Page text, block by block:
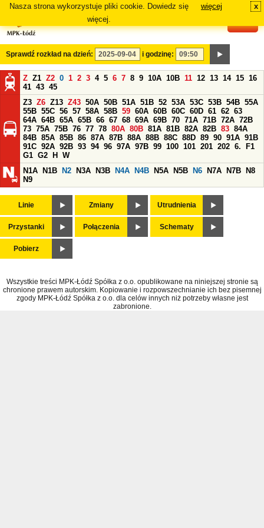
Nasza strona wykorzystuje pliki cookie. Dowiedz się
więcej.
więcej x
Sprawdź rozkład na dzień: i godzinę:
Z Z1 Z2 0 1 2 3 4 5 6 7 8 9 10A 10B 11 12 13 14 15 16
41 43 45
Z3 Z6 Z13 Z43 50A 50B 51A 51B 52 53A 53C 53B 54B 55A
55B 55C 56 57 58A 58B 59 60A 60B 60C 60D 61 62 63
64A 64B 65A 65B 66 67 68 69A 69B 70 71A 71B 72A 72B
73 75A 75B 76 77 78 80A 80B 81A 81B 82A 82B 83 84A
84B 85A 85B 86 87A 87B 88A 88B 88C 88D 89 90 91A 91B
91C 92A 92B 93 94 96 97A 97B 99 100 101 201 202 6.
F1
G1 G2 H
W
N1A
N1B N2 N3A N3B N4A N4B N5A N5B N6 N7A N7B
N8
N9
Linie Zmiany Utrudnienia
Przystanki Połączenia Schematy
Pobierz
Wszystkie treści MPK-Łódź Spółka z o.o. opublikowane na niniejszej stronie są
chronione prawem autorskim. Kopiowanie i rozpowszechnianie ich bez pisemnej
zgody MPK-Łódź Spółka z o.o. dla celów innych niż potrzeby własne jest
zabronione.